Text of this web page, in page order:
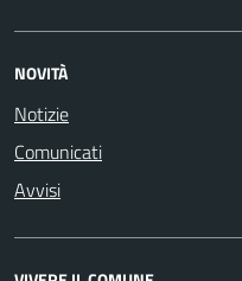
NOVITÀ
Notizie
Comunicati
Avvisi